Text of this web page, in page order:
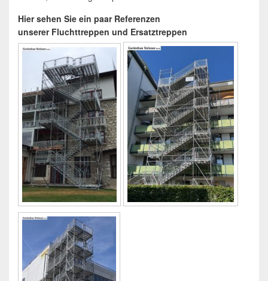
Hier sehen Sie ein paar Referenzen
unserer Fluchttreppen und Ersatztreppen